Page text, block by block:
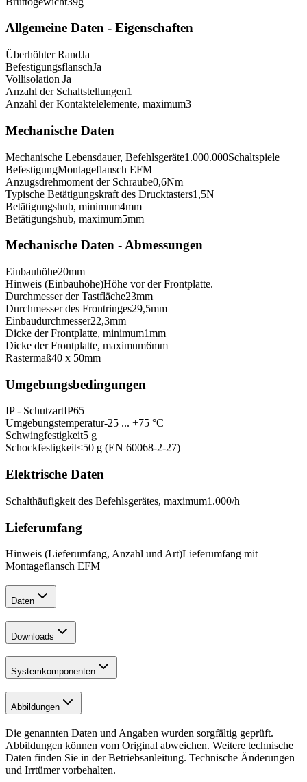
Allgemeine Daten - Eigenschaften
Überhöhter RandJa
BefestigungsflanschJa
Vollisolation Ja
Anzahl der Schaltstellungen1
Anzahl der Kontaktelelemente, maximum3
Mechanische Daten
Mechanische Lebensdauer, Befehlsgeräte1.000.000Schaltspiele
BefestigungMontageflansch EFM
Anzugsdrehmoment der Schraube0,6Nm
Typische Betätigungskraft des Drucktasters1,5N
Betätigungshub, minimum4mm
Betätigungshub, maximum5mm
Mechanische Daten - Abmessungen
Einbauhöhe20mm
Hinweis (Einbauhöhe)Höhe vor der Frontplatte.
Durchmesser der Tastfläche23mm
Durchmesser des Frontringes29,5mm
Einbaudurchmesser22,3mm
Dicke der Frontplatte, minimum1mm
Dicke der Frontplatte, maximum6mm
Rastermaß40 x 50mm
Umgebungsbedingungen
IP - SchutzartIP65
Umgebungstemperatur-25 ... +75 °C
Schwingfestigkeit5 g
Schockfestigkeit<50 g (EN 60068-2-27)
Elektrische Daten
Schalthäufigkeit des Befehlsgerätes, maximum1.000/h
Lieferumfang
Hinweis (Lieferumfang, Anzahl und Art)Lieferumfang mit
Montageflansch EFM
Daten
Downloads
Systemkomponenten
Abbildungen
Die genannten Daten und Angaben wurden sorgfältig geprüft.
Abbildungen können vom Original abweichen. Weitere technische
Daten finden Sie in der Betriebsanleitung. Technische Änderungen
und Irrtümer vorbehalten.